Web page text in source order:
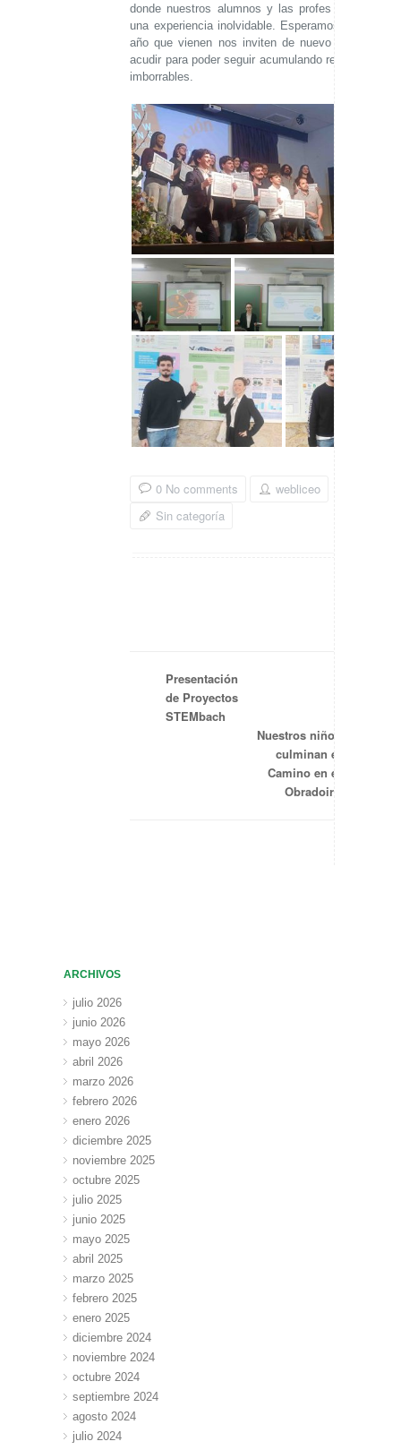
donde nuestros alumnos y las profes vivimos
una experiencia inolvidable. Esperamos que el
año que vienen nos inviten de nuevo y poder
acudir para poder seguir acumulando recuerdos
imborrables.
0 No comments
webliceo
Sin categoría
Presentación
de Proyectos
STEMbach
Nuestros niños
culminan el
Camino en el
Obradoiro
ARCHIVOS
julio 2026
junio 2026
mayo 2026
abril 2026
marzo 2026
febrero 2026
enero 2026
diciembre 2025
noviembre 2025
octubre 2025
julio 2025
junio 2025
mayo 2025
abril 2025
marzo 2025
febrero 2025
enero 2025
diciembre 2024
noviembre 2024
octubre 2024
septiembre 2024
agosto 2024
julio 2024